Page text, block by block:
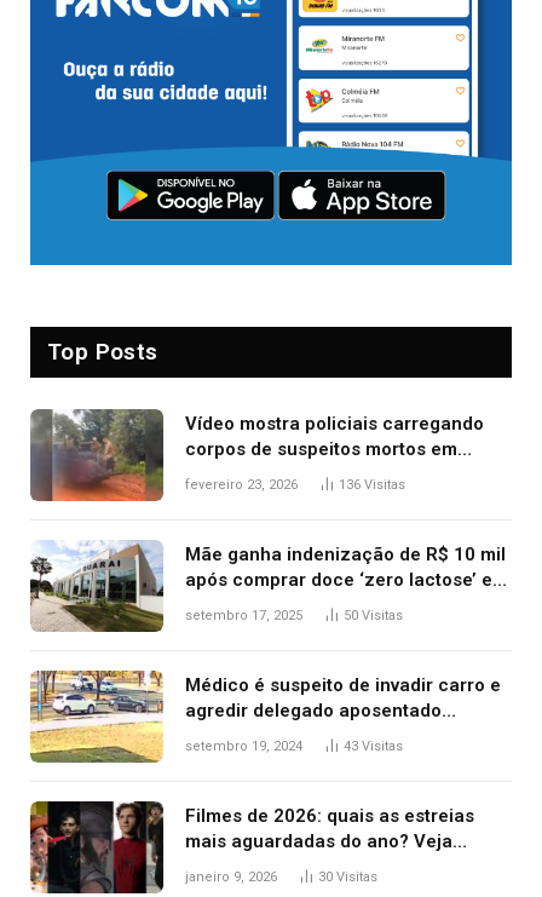
Top Posts
Vídeo mostra policiais carregando
corpos de suspeitos mortos em
confronto dentro de caminhonete
fevereiro 23, 2026 136 Visitas
Mãe ganha indenização de R$ 10 mil
após comprar doce ‘zero lactose’ e
filha ter reação alérgica grave
setembro 17, 2025 50 Visitas
Médico é suspeito de invadir carro e
agredir delegado aposentado
durante confusão no trânsito
setembro 19, 2024 43 Visitas
Filmes de 2026: quais as estreias
mais aguardadas do ano? Veja
principais lançamentos do cinema
janeiro 9, 2026 30 Visitas